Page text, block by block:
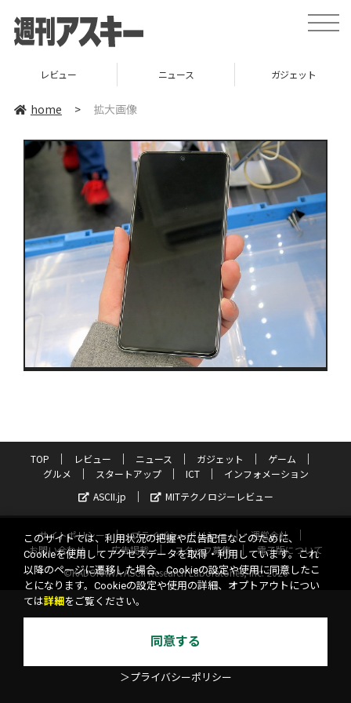
toggle
レビュー ニュース ガジェット
home > 拡大画像
TOP レビュー ニュース ガジェット
ゲーム
グルメ
スタートアップ ICT
インフォメーション
ASCII.jp
MITテクノロジーレビュー
サイトポリシー プライバシーポリシー
運営会社
お問い合わせ
広告掲載 スタッフ募集
電子版について
©KADOKAWA ASCII Research Laboratories, Inc. 2026
このサイトでは、利用状況の把握や広告配信などのために、
Cookieを使用してアクセスデータを取得・利用しています。これ
以降のページに遷移した場合、Cookieの設定や使用に同意したこ
とになります。Cookieの設定や使用の詳細、オプトアウトについ
ては詳細 をご覧ください。
同意する
＞プライバシーポリシー